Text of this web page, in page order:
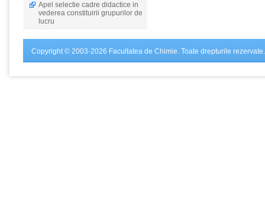
Apel selectie cadre didactice in
vederea constituirii grupurilor de
lucru
Copyright © 2003-2026 Facultatea de Chimie. Toate drepturile